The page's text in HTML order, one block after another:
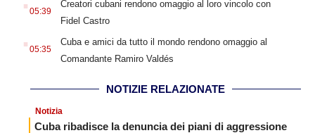
05:39
Creatori cubani rendono omaggio al loro vincolo con
Fidel Castro
. 05:35
Cuba e amici da tutto il mondo rendono omaggio al
Comandante Ramiro Valdés
NOTIZIE RELAZIONATE
Notizia
Cuba ribadisce la denuncia dei piani di aggressione